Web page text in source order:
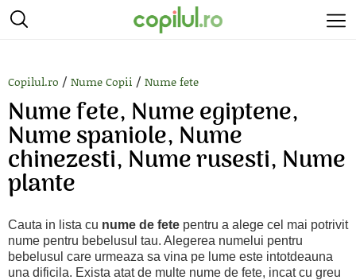
Copilul.ro / Nume Copii / Nume fete
Nume fete, Nume egiptene,
Nume spaniole, Nume
chinezesti, Nume rusesti, Nume
plante
Cauta in lista cu nume de fete pentru a alege cel mai potrivit
nume pentru bebelusul tau. Alegerea numelui pentru
bebelusul care urmeaza sa vina pe lume este intotdeauna
una dificila. Exista atat de multe nume de fete, incat cu greu